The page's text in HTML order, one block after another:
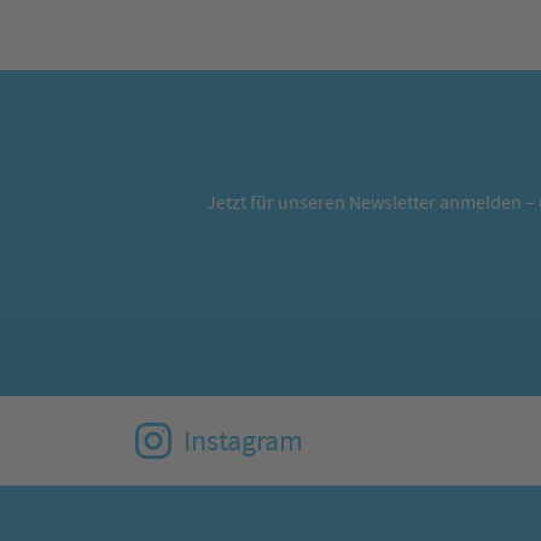
Jetzt für unseren Newsletter anmelden
Instagram